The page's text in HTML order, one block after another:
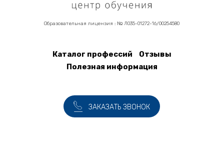
Образовательная лицензия : № Л035-01272-16/00254580
Каталог профессий
Отзывы
Полезная информация
ЗАКАЗАТЬ ЗВОНОК